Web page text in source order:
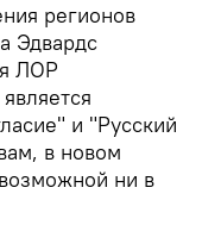
регионов
Эдвардс
ЛОР
и "Русский
в новом
ни в